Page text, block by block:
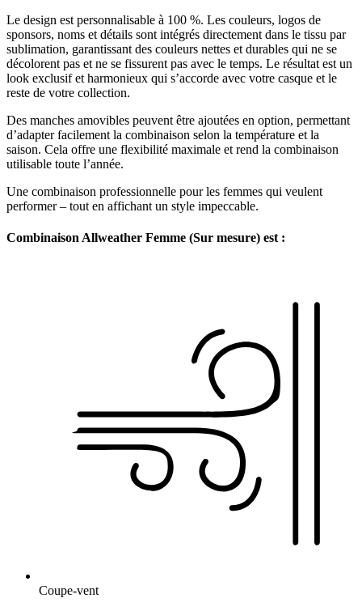
Le design est personnalisable à 100 %. Les couleurs, logos de
sponsors, noms et détails sont intégrés directement dans le tissu par
sublimation, garantissant des couleurs nettes et durables qui ne se
décolorent pas et ne se fissurent pas avec le temps. Le résultat est un
look exclusif et harmonieux qui s’accorde avec votre casque et le
reste de votre collection.
Des manches amovibles peuvent être ajoutées en option, permettant
d’adapter facilement la combinaison selon la température et la
saison. Cela offre une flexibilité maximale et rend la combinaison
utilisable toute l’année.
Une combinaison professionnelle pour les femmes qui veulent
performer – tout en affichant un style impeccable.
Combinaison Allweather Femme (Sur mesure) est :
Coupe-vent